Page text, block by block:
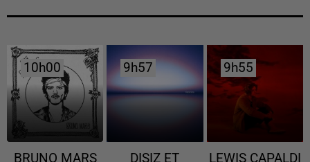
10h00
10h00
BRUNO MARS
9h57
9h57
DISIZ ET
9h55
9h55
LEWIS CAPALDI